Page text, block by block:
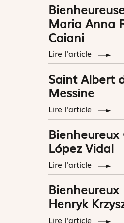
Maria Anna
Caiani
Lire l'article
Saint Albert
Messine
Lire l'article
Bienheureux
López Vidal
Lire l'article
Bienheureux
Henryk
Lire l'article